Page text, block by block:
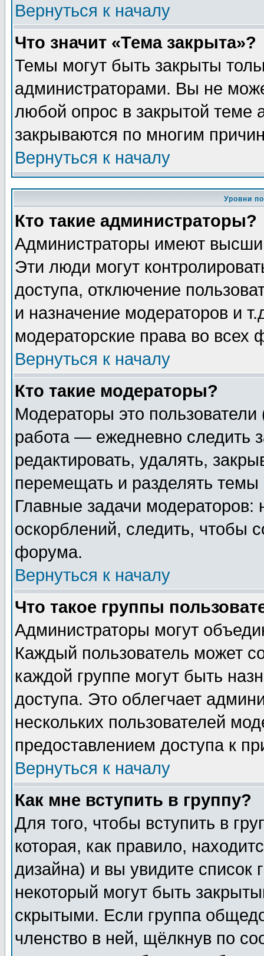
Вернуться к началу
Что значит «Тема закрыта»?
Темы могут быть закрыты
администраторами. Вы не
любой опрос в закрытой теме
закрываются по многим
Вернуться к началу
Уровни
Кто такие администраторы?
Администраторы имеют
Эти люди могут
доступа, отключение
и назначение модераторов и
модераторские права во всех
Вернуться к началу
Кто такие модераторы?
Модераторы это
работа — ежедневно следить
редактировать, удалять,
перемещать и разделять
Главные задачи
оскорблений, следить, чтобы
форума.
Вернуться к началу
Что такое группы
Администраторы могут
Каждый пользователь может
каждой группе могут быть
доступа. Это облегчает
нескольких пользователей
предоставлением доступа к
Вернуться к началу
Как мне вступить в группу?
Для того, чтобы вступить в
которая, как правило,
дизайна) и вы увидите список
некоторый могут быть
скрытыми. Если группа
членство в ней, щёлкнув по